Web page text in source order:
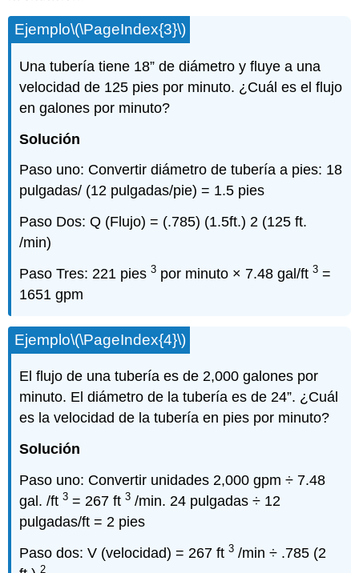
Ejemplo\(\PageIndex{3}\)
Una tubería tiene 18” de diámetro y fluye a una
velocidad de 125 pies por minuto. ¿Cuál es el flujo
en galones por minuto?
Solución
Paso uno: Convertir diámetro de tubería a pies: 18
pulgadas/ (12 pulgadas/pie) = 1.5 pies
Paso Dos: Q (Flujo) = (.785) (1.5ft.) 2 (125 ft.
/min)
Paso Tres: 221 pies3 por minuto × 7.48 gal/ft3 =
1651 gpm
Ejemplo\(\PageIndex{4}\)
El flujo de una tubería es de 2,000 galones por
minuto. El diámetro de la tubería es de 24”. ¿Cuál
es la velocidad de la tubería en pies por minuto?
Solución
Paso uno: Convertir unidades 2,000 gpm ÷ 7.48
gal. /ft3 = 267 ft3 /min. 24 pulgadas ÷ 12
pulgadas/ft = 2 pies
Paso dos: V (velocidad) = 267 ft3 /min ÷ .785 (2
2